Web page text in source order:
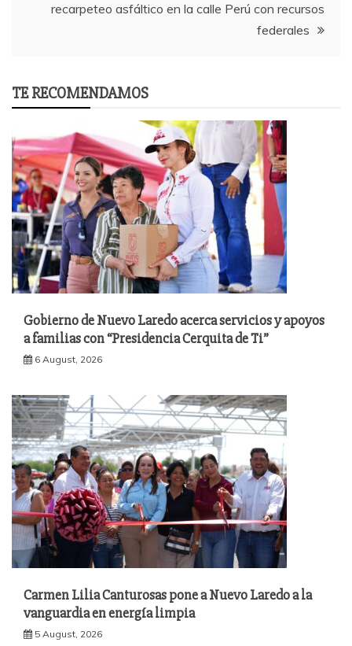
recarpeteo asfáltico en la calle Perú con recursos
federales
TE RECOMENDAMOS
Gobierno de Nuevo Laredo acerca servicios y apoyos
a familias con “Presidencia Cerquita de Ti”
6 August, 2026
Carmen Lilia Canturosas pone a Nuevo Laredo a la
vanguardia en energía limpia
5 August, 2026